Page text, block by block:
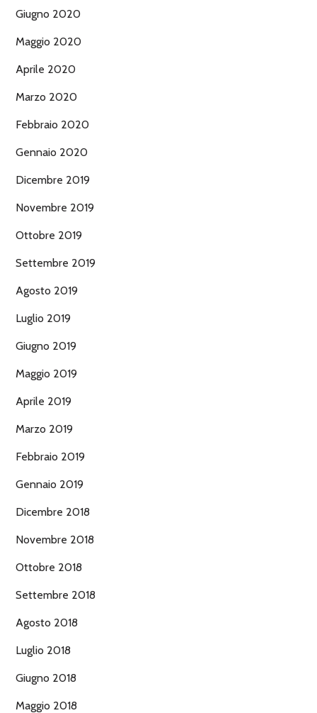
Giugno 2020
Maggio 2020
Aprile 2020
Marzo 2020
Febbraio 2020
Gennaio 2020
Dicembre 2019
Novembre 2019
Ottobre 2019
Settembre 2019
Agosto 2019
Luglio 2019
Giugno 2019
Maggio 2019
Aprile 2019
Marzo 2019
Febbraio 2019
Gennaio 2019
Dicembre 2018
Novembre 2018
Ottobre 2018
Settembre 2018
Agosto 2018
Luglio 2018
Giugno 2018
Maggio 2018